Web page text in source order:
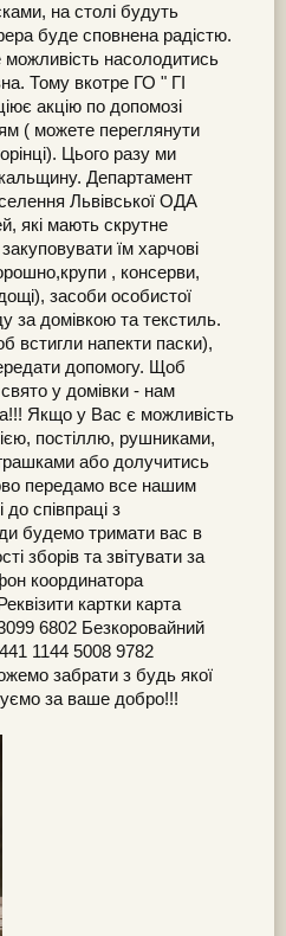
на столі будуть
буде сповнена радістю.
насолодитись
Тому вкотре ГО " ГІ
акцію по допомозі
( можете переглянути
Цього разу ми
Департамент
Львівської ОДА
які мають скрутне
їм харчові
, консерви,
засоби особистої
за домівкою та текстиль.
встигли напекти паски),
допомогу. Щоб
у домівки - нам
Якщо у Вас є можливість
постіллю, рушниками,
або долучитись
передамо все нашим
до співпраці з
будемо тримати вас в
зборів та звітувати за
координатора
картки карта
6802 Безкоровайний
1144 5008 9782
забрати з будь якої
за ваше добро!!!